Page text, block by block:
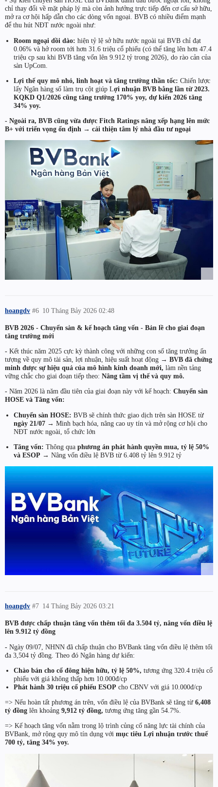
chỉ thay đổi về mặt pháp lý mà còn ảnh hưởng trực tiếp đến cơ cấu sở hữu,
mở ra cơ hội hấp dẫn cho các dòng vốn ngoại. BVB có nhiều điểm mạnh
để thu hút NĐT nước ngoài như:
Room ngoại dồi dào: hiện tỷ lệ sở hữu nước ngoài tại BVB chỉ đạt
0.06% và hở room tới hơn 31.6 triệu cổ phiếu (có thể tăng lên hơn 47.4
triệu cp sau khi BVB tăng vốn lên 9.912 tỷ trong 2026), do rào cản của
sàn UpCom.
Lợi thế quy mô nhỏ, linh hoạt và tăng trưởng thần tốc: Chiến lược
lấy Ngân hàng số làm trụ cột giúp Lợi nhuận BVB bằng lần từ 2023.
KQKD Q1/2026 cũng tăng trưởng 170% yoy, dự kiến 2026 tăng
34% yoy.
- Ngoài ra, BVB cũng vừa được Fitch Ratings nâng xếp hạng lên mức
B+ với triển vọng ổn định → cải thiện tâm lý nhà đầu tư ngoại
hoangdv 10 Tháng Bảy 2026 02:48
#6
BVB 2026 - Chuyển sàn & kế hoạch tăng vốn - Bản lề cho giai đoạn
tăng trưởng mới
- Kết thúc năm 2025 cực kỳ thành công với những con số tăng trưởng ấn
tượng về quy mô tài sản, lợi nhuận, hiệu suất hoạt động → BVB đã chứng
minh được sự hiệu quả của mô hình kinh doanh mới, làm nền tảng
vững chắc cho giai đoạn tiếp theo: Nâng tầm vị thế và quy mô.
- Năm 2026 là năm đầu tiên của giai đoạn này với kế hoạch: Chuyển sàn
HOSE và Tăng vốn:
Chuyển sàn HOSE: BVB sẽ chính thức giao dịch trên sàn HOSE từ
ngày 21/07→ Minh bạch hóa, nâng cao uy tín và mở rộng cơ hội cho
NĐT nước ngoài, tổ chức lớn
Tăng vốn: Thông qua phương án phát hành quyền mua, tỷ lệ 50%
và ESOP → Nâng vốn điều lệ BVB từ 6.408 tỷ lên 9.912 tỷ
hoangdv 14 Tháng Bảy 2026 03:21
#7
BVB được chấp thuận tăng vốn thêm tối đa 3.504 tỷ, nâng vốn điều lệ
lên 9.912 tỷ đồng
- Ngày 09/07, NHNN đã chấp thuận cho BVBank tăng vốn điều lệ thêm tối
đa 3,504 tỷ đồng. Theo đó Ngân hàng dự kiến:
Chào bán cho cổ đông hiện hữu, tỷ lệ 50%, tương ứng 320.4 triệu cổ
phiếu với giá không thấp hơn 10.000đ/cp
Phát hành 30 triệu cổ phiếu ESOP cho CBNV với giá 10.000đ/cp
=> Nếu hoàn tất phương án trên, vốn điều lệ của BVBank sẽ tăng từ 6,408
tỷ đồng lên khoảng 9,912 tỷ đồng, tương ứng tăng gần 54.7%.
=> Kế hoạch tăng vốn nằm trong lộ trình củng cố năng lực tài chính của
BVBank, mở rộng quy mô tín dụng với mục tiêu Lợi nhuận trước thuế
700 tỷ, tăng 34% yoy.